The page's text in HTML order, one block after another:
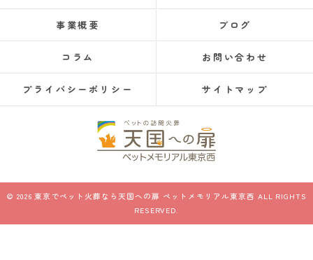
事業概要 ブログ
コラム お問い合わせ
プライバシーポリシー サイトマップ
© 2026 東京でペット火葬なら天国への扉 ペットメモリアル東京西 ALL RIGHTS
RESERVED.